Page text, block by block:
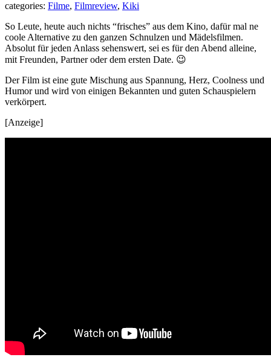
categories: Filme, Filmreview, Kiki
So Leute, heute auch nichts “frisches” aus dem Kino, dafür mal ne
coole Alternative zu den ganzen Schnulzen und Mädelsfilmen.
Absolut für jeden Anlass sehenswert, sei es für den Abend alleine,
mit Freunden, Partner oder dem ersten Date. 😉
Der Film ist eine gute Mischung aus Spannung, Herz, Coolness und
Humor und wird von einigen Bekannten und guten Schauspielern
verkörpert.
[Anzeige]